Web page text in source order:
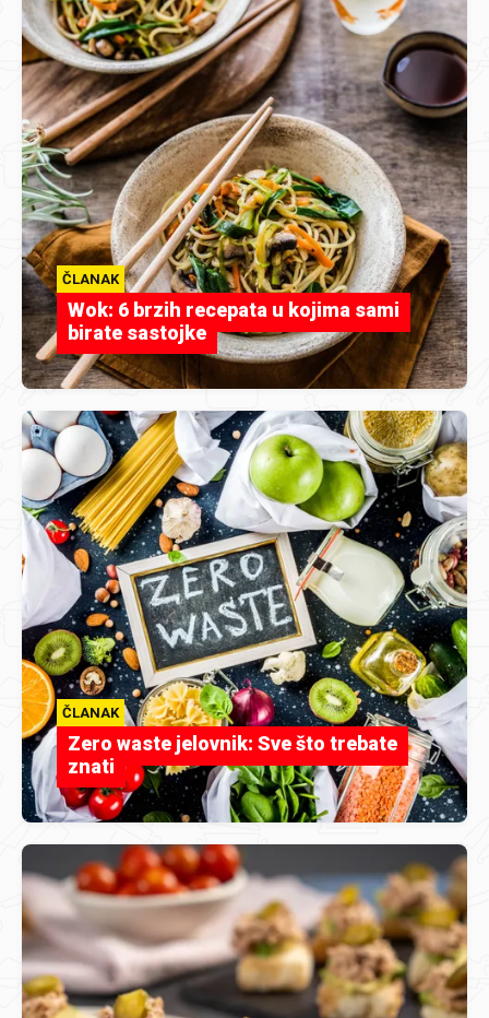
ČLANAK
Wok: 6 brzih recepata u kojima sami
birate sastojke
ČLANAK
Zero waste jelovnik: Sve što trebate
znati